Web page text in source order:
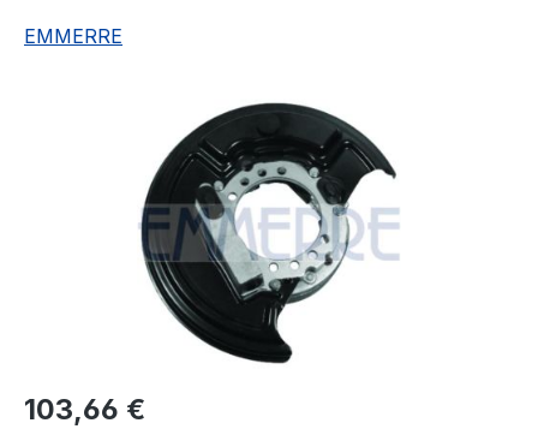
EMMERRE
Bildergalerie überspringen
Regulärer Preis:
103,66 €